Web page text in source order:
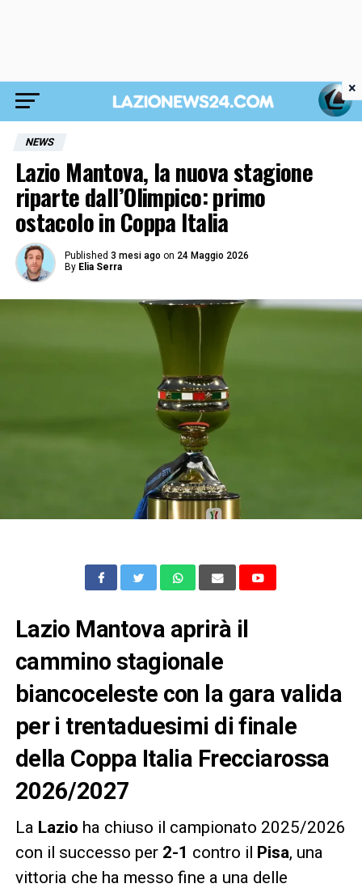
NEWS
Lazio Mantova, la nuova stagione
riparte dall’Olimpico: primo
ostacolo in Coppa Italia
Published 3 mesi ago on 24 Maggio 2026
By Elia Serra
Lazio Mantova aprirà il
cammino stagionale
biancoceleste con la gara valida
per i trentaduesimi di finale
della Coppa Italia Frecciarossa
2026/2027
La Lazio ha chiuso il campionato 2025/2026
con il successo per 2-1 contro il Pisa, una
vittoria che ha messo fine a una delle
×